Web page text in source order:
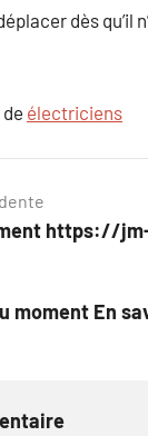
dès qu’il
électriciens
https://
moment En